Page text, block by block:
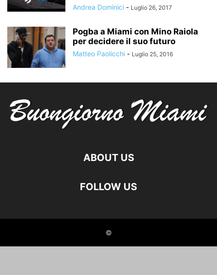
Andrea Dominici - Luglio 26, 2017
Pogba a Miami con Mino Raiola
per decidere il suo futuro
Matteo Paolicchi - Luglio 25, 2016
ABOUT US
FOLLOW US
©